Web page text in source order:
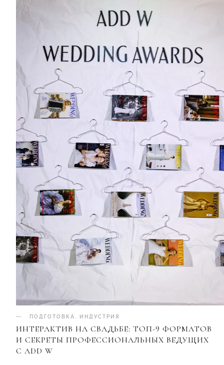
ПОДГОТОВКА ИНДУСТРИЯ
ИНТЕРАКТИВ НА СВАДЬБЕ: ТОП-9 ФОРМАТОВ
И СЕКРЕТЫ ПРОФЕССИОНАЛЬНЫХ ВЕДУЩИХ
С ADD W